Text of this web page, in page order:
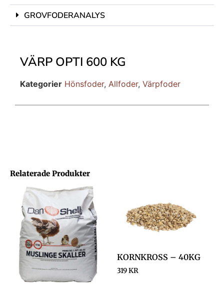
GROVFODERANALYS
VÄRP OPTI 600 KG
Kategorier Hönsfoder, Allfoder, Värpfoder
Relaterade Produkter
KORNKROSS – 40KG
319KR